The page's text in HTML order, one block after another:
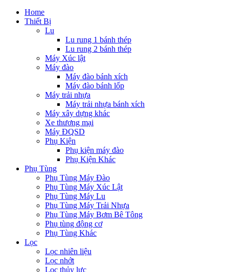
Home
Thiết Bị
Lu
Lu rung 1 bánh thép
Lu rung 2 bánh thép
Máy Xúc lật
Máy đào
Máy đào bánh xích
Máy đào bánh lốp
Máy trải nhựa
Máy trải nhựa bánh xích
Máy xây dựng khác
Xe thương mại
Máy ĐQSD
Phụ Kiện
Phụ kiện máy đào
Phụ Kiện Khác
Phụ Tùng
Phụ Tùng Máy Đào
Phụ Tùng Máy Xúc Lật
Phụ Tùng Máy Lu
Phụ Tùng Máy Trải Nhựa
Phụ Tùng Máy Bơm Bê Tông
Phụ tùng động cơ
Phụ Tùng Khác
Lọc
Lọc nhiên liệu
Lọc nhớt
Lọc thủy lực